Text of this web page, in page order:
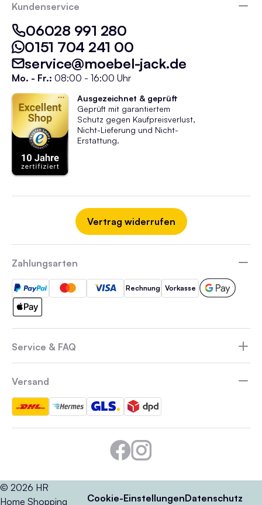
Kundenservice
06028 991 280
0151 704 241 00
service@moebel-jack.de
Mo. - Fr.: 08:00 - 16:00 Uhr
Ausgezeichnet & geprüft
Geprüft mit garantiertem
Schutz gegen Kaufpreisverlust,
Nicht-Lieferung und Nicht-
Erstattung.
Vertrag widerrufen
Zahlungsarten
Rechnung Vorkasse
Service & FAQ
Versand
© 2026 HR
Home Shopping
Cookie-EinstellungenDatenschutz